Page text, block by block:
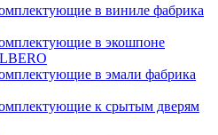
в виниле фабрика
в экошпоне
в эмали фабрика
к срытым дверям